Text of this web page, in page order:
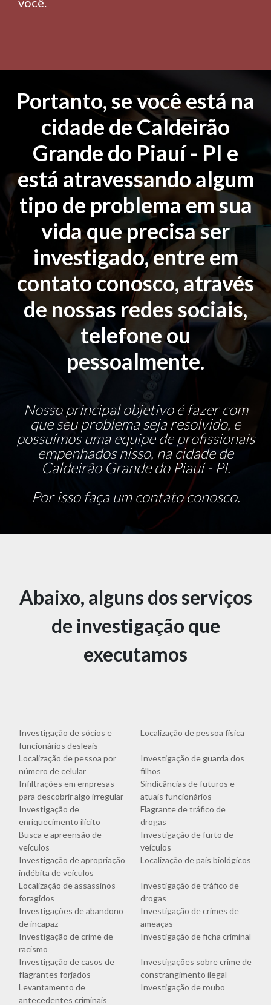
Portanto, se você está na
cidade de Caldeirão
Grande do Piauí - PI e
está atravessando algum
tipo de problema em sua
vida que precisa ser
investigado, entre em
contato conosco, através
de nossas redes sociais,
telefone ou
pessoalmente.
Nosso principal objetivo é fazer com
que seu problema seja resolvido, e
possuímos uma equipe de profissionais
empenhados nisso, na cidade de
Caldeirão Grande do Piauí - PI.
Por isso faça um contato conosco.
Abaixo, alguns dos serviços
de investigação que
executamos
Investigação de sócios e
funcionários desleais
Localização de pessoa física
Localização de pessoa por
número de celular
Investigação de guarda dos
filhos
Infiltrações em empresas
para descobrir algo irregular
Sindicâncias de futuros e
atuais funcionários
Investigação de
enriquecimento ilícito
Flagrante de tráfico de
drogas
Busca e apreensão de
veículos
Investigação de furto de
veículos
Investigação de apropriação
indébita de veículos
Localização de pais biológicos
Localização de assassinos
foragidos
Investigação de tráfico de
drogas
Investigações de abandono
de incapaz
Investigação de crimes de
ameaças
Investigação de crime de
racismo
Investigação de ficha criminal
Investigação de casos de
flagrantes forjados
Investigações sobre crime de
constrangimento ilegal
Levantamento de
antecedentes criminais
Investigação de roubo